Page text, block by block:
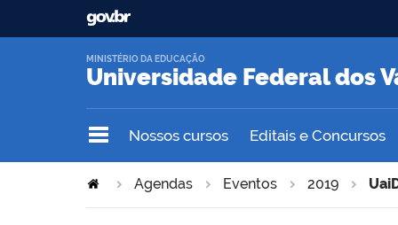
Universidade Federal dos
MINISTÉRIO DA EDUCAÇÃO
Nossos cursos Editais e Concursos
Agendas Eventos 2019